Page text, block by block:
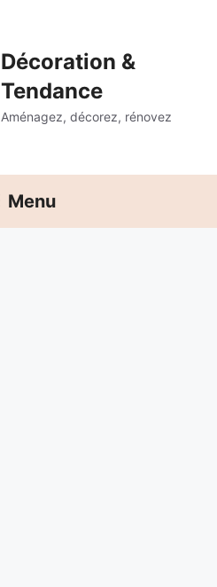
Décoration &
Tendance
Aménagez, décorez, rénovez
Menu